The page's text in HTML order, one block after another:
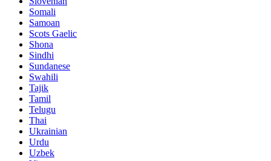
Somali
Samoan
Scots Gaelic
Shona
Sindhi
Sundanese
Swahili
Tajik
Tamil
Telugu
Thai
Ukrainian
Urdu
Uzbek